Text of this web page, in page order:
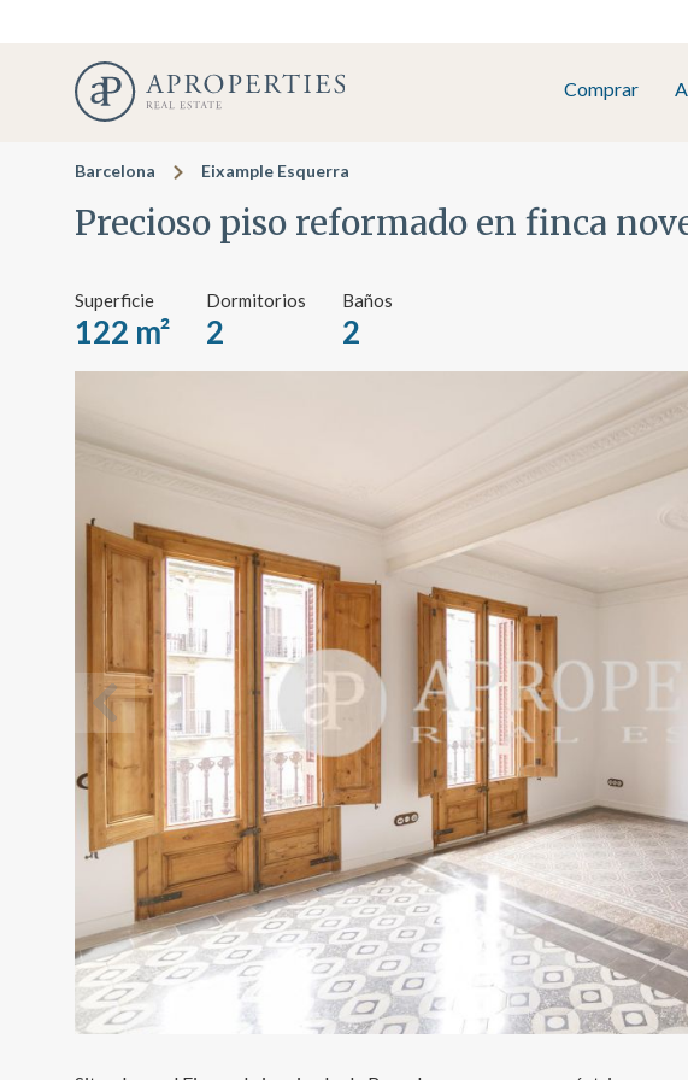
Comprar
Barcelona Eixample Esquerra
Precioso piso reformado en finca
Superficie
122 m²
Dormitorios
2
Baños
2
Modificar cookies
Técnicas y
Este sitio web utiliza
mejorar nuestros
instalación de las
pudiendo, si así lo desea,
deberá tener en cuenta